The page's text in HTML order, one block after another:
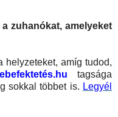
zuhanókat, amelyeket
helyzeteket, amíg tudod,
tagsága
sokkal többet is. Legyél